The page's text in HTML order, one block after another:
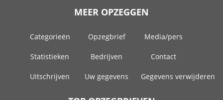
MEER OPZEGGEN
Categorieën Opzegbrief Media/pers
Statistieken Bedrijven Contact
Uitschrijven Uw gegevens Gegevens verwijderen